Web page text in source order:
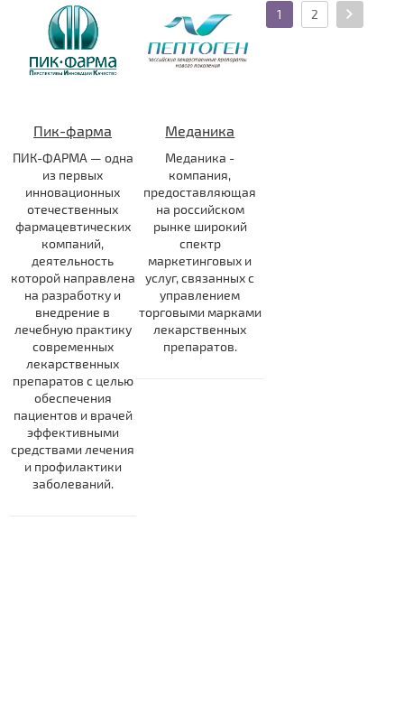
Пик-фарма
ПИК-ФАРМА — одна
из первых
инновационных
отечественных
фармацевтических
компаний,
деятельность
которой направлена
на разработку и
внедрение в
лечебную практику
современных
лекарственных
препаратов с целью
обеспечения
пациентов и врачей
эффективными
средствами лечения
и профилактики
заболеваний.
Меданика
Меданика -
компания,
предоставляющая
на российском
рынке широкий
спектр
маркетинговых и
услуг, связанных с
управлением
торговыми марками
лекарственных
препаратов.
1 2